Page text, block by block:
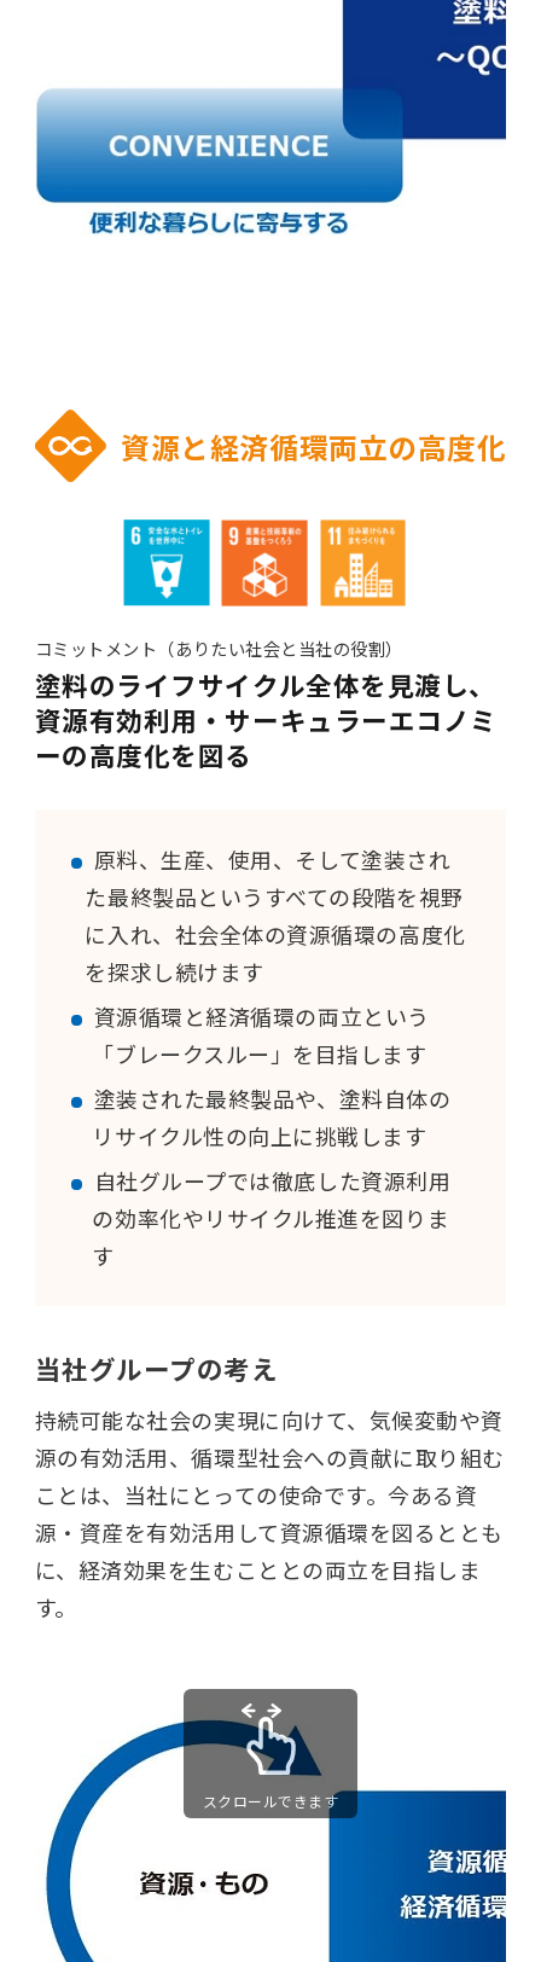
資源と経済循環両立の高度化
コミットメント（ありたい社会と当社の役割）
塗料のライフサイクル全体を見渡し、
資源有効利用・サーキュラーエコノミ
ーの高度化を図る
原料、生産、使用、そして塗装され
た最終製品というすべての段階を視野
に入れ、社会全体の資源循環の高度化
を探求し続けます
資源循環と経済循環の両立という
「ブレークスルー」を目指します
塗装された最終製品や、塗料自体の
リサイクル性の向上に挑戦します
自社グループでは徹底した資源利用
の効率化やリサイクル推進を図りま
す
当社グループの考え
持続可能な社会の実現に向けて、気候変動や資
源の有効活用、循環型社会への貢献に取り組む
ことは、当社にとっての使命です。今ある資
源・資産を有効活用して資源循環を図るととも
に、経済効果を生むこととの両立を目指しま
す。
スクロールできます